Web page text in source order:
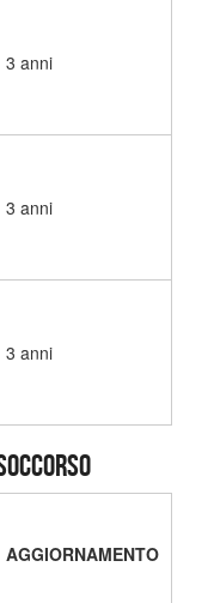
3 anni
3 anni
3 anni
AGGIORNAMENTO